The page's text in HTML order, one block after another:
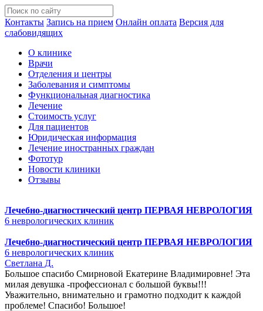
Контакты Запись на прием Онлайн оплата Версия для
слабовидящих
О клинике
Врачи
Отделения и центры
Заболевания и симптомы
Функциональная диагностика
Лечение
Стоимость услуг
Для пациентов
Юридическая информация
Лечение иностранных граждан
Фототур
Новости клиники
Отзывы
Лечебно-диагностический центр ПЕРВАЯ НЕВРОЛОГИЯ
6 неврологических клиник
Лечебно-диагностический центр ПЕРВАЯ НЕВРОЛОГИЯ
6 неврологических клиник
Светлана Д.
Большое спасибо Смирновой Екатерине Владимировне! Эта
милая девушка -профессионал с большой буквы!!!
Уважительно, внимательно и грамотно подходит к каждой
проблеме! Спасибо! Большое!